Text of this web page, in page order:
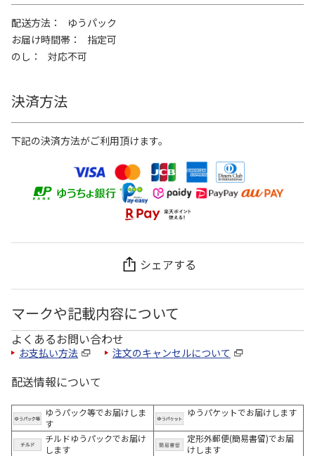
配送方法
ゆうパック
お届け時間帯
指定可
のし
対応不可
決済方法
下記の決済方法がご利用頂けます。
シェアする
マークや記載内容について
よくあるお問い合わせ
お支払い方法 注文のキャンセルについて
配送情報について
ゆうパック等でお届けしま
す
ゆうパケットでお届けします
チルドゆうパックでお届け
します
定形外郵便(簡易書留)でお届
けします